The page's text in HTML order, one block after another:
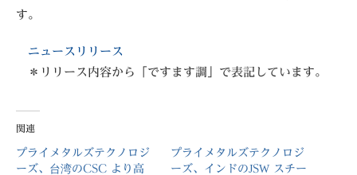
す。
ニュースリリース
＊リリース内容から「ですます調」で表記しています。
関連
プライメタルズテクノロジ
ーズ、台湾のCSC より高
プライメタルズテクノロジ
ーズ、インドのJSW スチー